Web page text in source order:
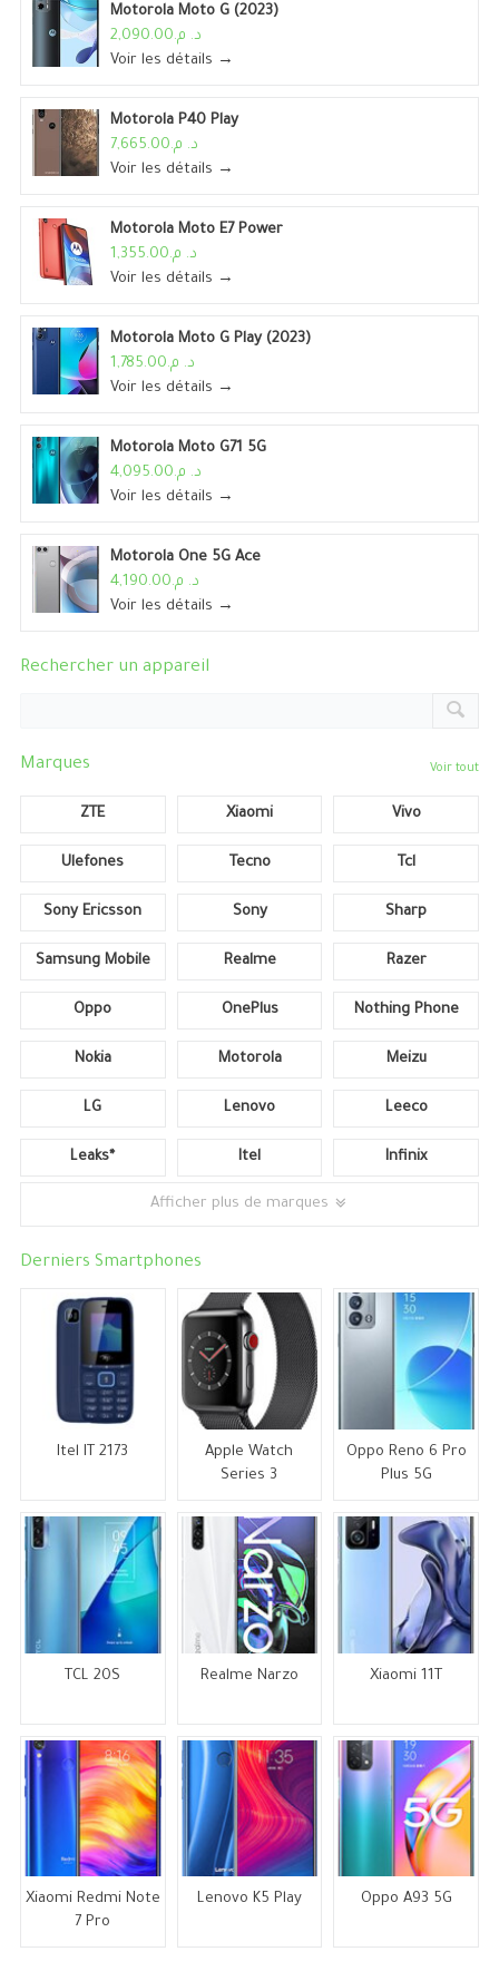
Motorola Moto G (2023)
د. م.2,090.00
Voir les détails →
Motorola P40 Play
د. م.7,665.00
Voir les détails →
Motorola Moto E7 Power
د. م.1,355.00
Voir les détails →
Motorola Moto G Play (2023)
د. م.1,785.00
Voir les détails →
Motorola Moto G71 5G
د. م.4,095.00
Voir les détails →
Motorola One 5G Ace
د. م.4,190.00
Voir les détails →
Rechercher un appareil
Marques Voir tout
ZTE Xiaomi Vivo
Ulefones Tecno Tcl
Sony Ericsson Sony Sharp
Samsung Mobile Realme Razer
Oppo OnePlus Nothing Phone
Nokia Motorola Meizu
LG Lenovo Leeco
Leaks* Itel Infinix
Afficher plus de marques
Derniers Smartphones
Itel IT 2173
Apple Watch
Series 3
Oppo Reno 6 Pro
Plus 5G
TCL 20S Realme Narzo Xiaomi 11T
Xiaomi Redmi Note
7 Pro
Lenovo K5 Play Oppo A93 5G